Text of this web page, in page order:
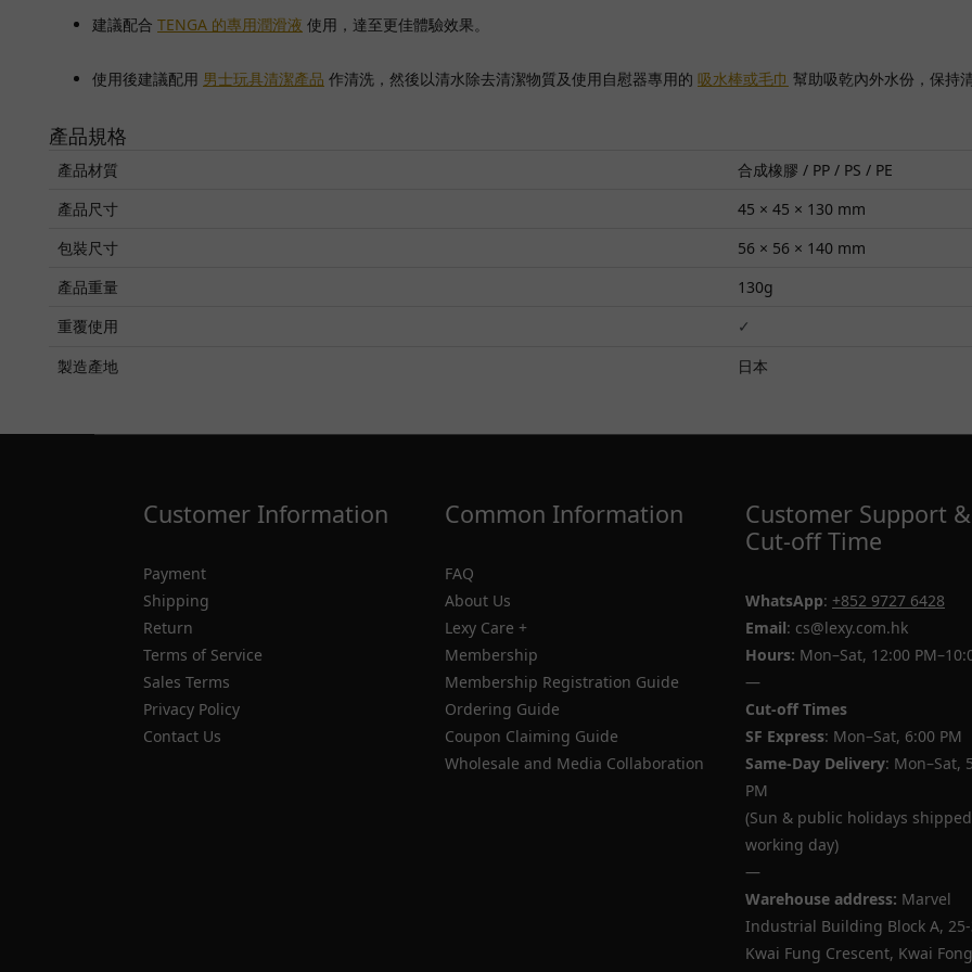
建議配合 TENGA 的專用潤滑液 使用，達至更佳體驗效果。
使用後建議配用 男士玩具清潔產品 作清洗，然後以清水除去清潔物質及使用自慰器專用的 吸水棒或毛巾 幫助吸乾內外水份，保持
產品規格
產品材質
合成橡膠 / PP / PS / PE
產品尺寸
45 × 45 × 130 mm
包裝尺寸
56 × 56 × 140 mm
產品重量
130g
重覆使用
✓
製造產地 日本
Customer Information
Payment
Shipping
Return
Terms of Service
Sales Terms
Privacy Policy
Contact Us
Common Information
FAQ
About Us
Lexy Care +
Membership
Membership Registration Guide
Ordering Guide
Coupon Claiming Guide
Wholesale and Media Collaboration
Customer Support &
Cut-off Time
WhatsApp: +852 9727 6428
Email: cs@lexy.com.hk
Hours: Mon–Sat, 12:00
—
Cut-off Times
SF Express: Mon–Sat, 6:00 PM
Same-Day Delivery: Mon–Sat,
PM
(Sun & public holidays
working day)
—
Warehouse address: Marvel
Industrial Building Block A, 25-
Kwai Fung Crescent, Kwai